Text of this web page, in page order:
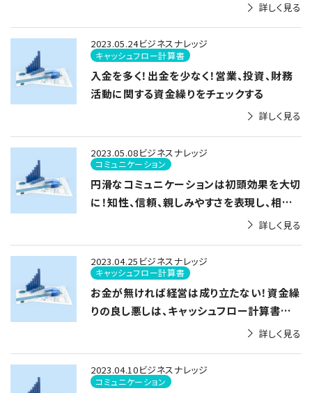
詳しく見る
入金を多く！出金を少なく！営業、投資、財務
活動に関する資金繰りをチェックする
2023.05.24ビジネスナレッジ
キャッシュフロー計算書
詳しく見る
円滑なコミュニケーションは初頭効果を大切
に！知性、信頼、親しみやすさを表現し、相手
2023.05.08ビジネスナレッジ
コミュニケーション
詳しく見る
お金が無ければ経営は成り立たない！資金繰
りの良し悪しは、キャッシュフロー計算書で
2023.04.25 ビジネスナレッジ
キャッシュフロー計算書
詳しく見る
2023.04.10ビジネスナレッジ
コミュニケーション